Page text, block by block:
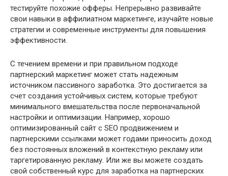
тестируйте похожие офферы. Непрерывно развивайте
свои навыки в аффилиатном маркетинге, изучайте новые
стратегии и современные инструменты для повышения
эффективности.
С течением времени и при правильном подходе
партнерский маркетинг может стать надежным
источником пассивного заработка. Это достигается за
счет создания устойчивых систем, которые требуют
минимального вмешательства после первоначальной
настройки и оптимизации. Например, хорошо
оптимизированный сайт с SEO продвижением и
партнерскими ссылками может годами приносить доход
без постоянных вложений в контекстную рекламу или
таргетированную рекламу. Или же вы можете создать
свой собственный курс для заработка на партнерских